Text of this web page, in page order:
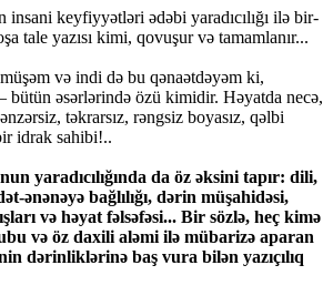
keyfiyyətləri ədəbi yaradıcılığı ilə bir-
tale yazısı kimi, qovuşur və tamamlanır...
və indi də bu qənaətdəyəm ki,
bütün əsərlərində özü kimidir. Həyatda necə,
təkrarsız, rəngsiz boyasız, qəlbi
idrak sahibi!..
yaradıcılığında da öz əksini tapır: dili,
ənənəyə bağlılığı, dərin müşahidəsi,
və həyat fəlsəfəsi... Bir sözlə, heç kimə
və öz daxili aləmi ilə mübarizə aparan
dərinliklərinə baş vura bilən yazıçılıq